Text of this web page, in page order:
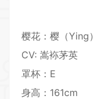
樱花：樱（Ying）
CV: 嵩袮茅英
罩杯：E
身高：161cm